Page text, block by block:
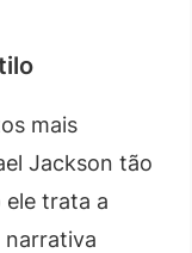
mais
Jackson tão
trata a
narrativa